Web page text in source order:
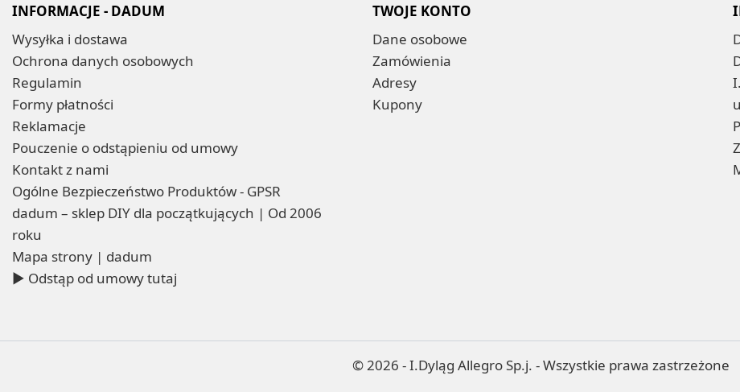
INFORMACJE - DADUM
Wysyłka i dostawa
Ochrona danych osobowych
Regulamin
Formy płatności
Reklamacje
Pouczenie o odstąpieniu od umowy
Kontakt z nami
Ogólne Bezpieczeństwo Produktów - GPSR
dadum – sklep DIY dla początkujących | Od 2006
roku
Mapa strony | dadum
▶ Odstąp od umowy tutaj
TWOJE KONTO
Dane osobowe
Zamówienia
Adresy
Kupony
© 2026 - I.Dyląg Allegro Sp.j. - Wszystkie prawa zastrzeżone